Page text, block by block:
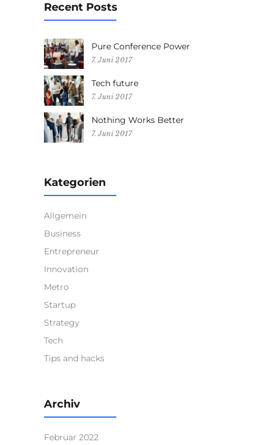
Recent Posts
Pure Conference Power
7. Juni 2017
Tech future
7. Juni 2017
Nothing Works Better
7. Juni 2017
Kategorien
Allgemein
Business
Entrepreneur
Innovation
Metro
Startup
Strategy
Tech
Tips and hacks
Archiv
Februar 2022